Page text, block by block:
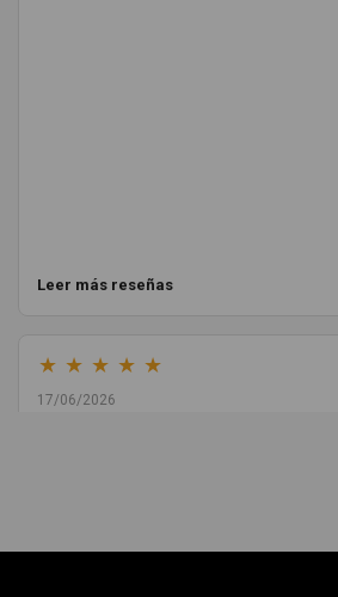
Leer más reseñas
★ ★ ★ ★ ★
17/06/2026